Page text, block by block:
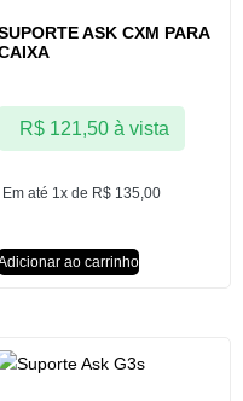
ASK CXM PARA
Em até 1x de R$ 135,00
R$121,50 à vista
ao carrinho